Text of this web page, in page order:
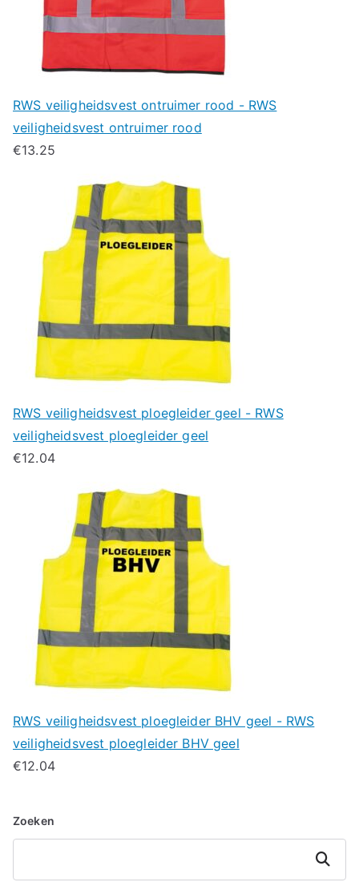
RWS veiligheidsvest ontruimer rood - RWS
veiligheidsvest ontruimer rood
€13.25
RWS veiligheidsvest ploegleider geel - RWS
veiligheidsvest ploegleider geel
€12.04
RWS veiligheidsvest ploegleider BHV geel - RWS
veiligheidsvest ploegleider BHV geel
€12.04
Zoeken
Zoeken